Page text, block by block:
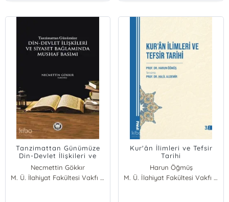
Tanzimattan Günümüze
Din-Devlet İlişkileri ve
Siyaset Bağlamında
Mushaf Basımı
Necmettin Gökkır
M. Ü. İlahiyat Fakültesi Vakfı Yayınları
Kur'ân İlimleri ve Tefsir
Tarihi
Harun Öğmüş
M. Ü. İlahiyat Fakültesi Vakfı Yayınları